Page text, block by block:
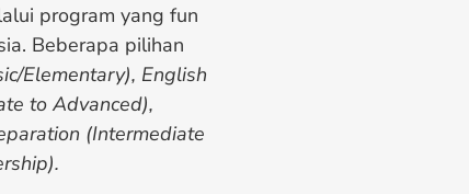
program yang fun
Beberapa pilihan
Elementary), English
to Advanced),
(Intermediate